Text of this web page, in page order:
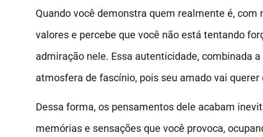
Quando você demonstra quem realmente é,
valores e percebe que você não está tentando
admiração nele. Essa autenticidade, combinada
atmosfera de fascínio, pois seu amado vai
Dessa forma, os pensamentos dele acabam
memórias e sensações que você provoca,